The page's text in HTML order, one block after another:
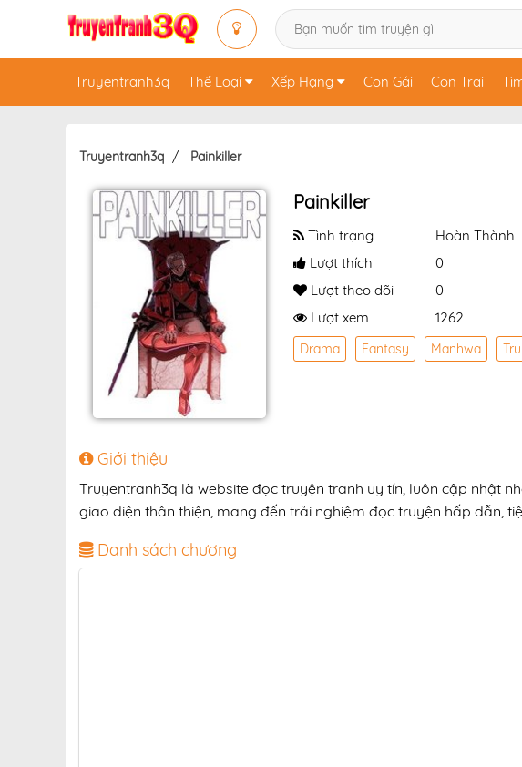
Truyentranh3q Thể Loại Xếp Hạng Con Gái Con Trai
Truyentranh3q Painkiller
Painkiller
Tình trạng
Hoàn Thành
Lượt thích
0
Lượt theo dõi
0
Lượt xem
1262
Drama Fantasy Manhwa
Giới thiệu
Truyentranh3q là website đọc truyện tranh uy tín, luôn cập nhật
giao diện thân thiện, mang đến trải nghiệm đọc truyện hấp dẫn,
Danh sách chương